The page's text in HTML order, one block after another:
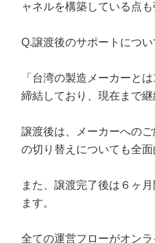
ャネルを構築している点も
Q.譲渡後のサポートについ
「台湾の製造メーカーと
締結しており、現在まで
譲渡後は、メーカーへの
の切り替えについても全
また、譲渡完了後は６ヶ
ます。
全ての運営フローがオン